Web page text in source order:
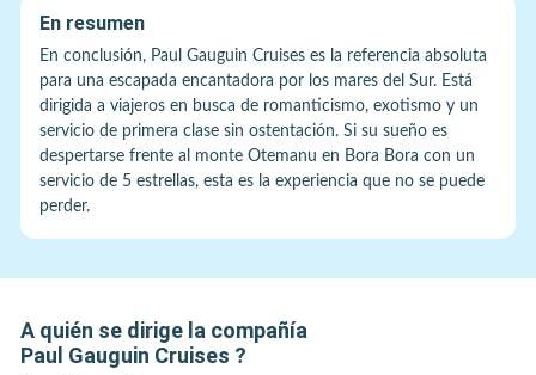
En resumen
En conclusión, Paul Gauguin Cruises es la referencia absoluta
para una escapada encantadora por los mares del Sur. Está
dirigida a viajeros en busca de romanticismo, exotismo y un
servicio de primera clase sin ostentación. Si su sueño es
despertarse frente al monte Otemanu en Bora Bora con un
servicio de 5 estrellas, esta es la experiencia que no se puede
perder.
A quién se dirige la compañía
Paul Gauguin Cruises ?